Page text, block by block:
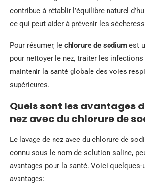
contribue à rétablir l’équilibre naturel
ce qui peut aider à prévenir les
Pour résumer, le chlorure de sodium est
pour nettoyer le nez, traiter les
maintenir la santé globale des voies
supérieures.
Quels sont les avantages
nez avec du chlorure de
Le lavage de nez avec du chlorure de
connu sous le nom de solution saline,
avantages pour la santé. Voici quelques-
avantages: